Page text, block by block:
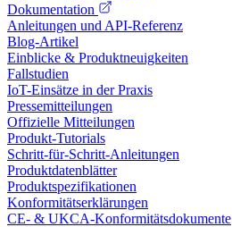
Dokumentation
Anleitungen und API-Referenz
Blog-Artikel
Einblicke & Produktneuigkeiten
Fallstudien
IoT-Einsätze in der Praxis
Pressemitteilungen
Offizielle Mitteilungen
Produkt-Tutorials
Schritt-für-Schritt-Anleitungen
Produktdatenblätter
Produktspezifikationen
Konformitätserklärungen
CE- & UKCA-Konformitätsdokumente